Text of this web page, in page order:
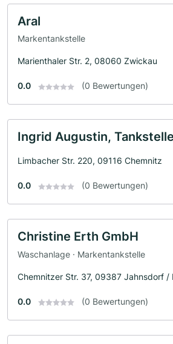
Aral
Markentankstelle
Marienthaler Str. 2, 08060 Zwickau
0.0 (0 Bewertungen)
Ingrid Augustin, Tankstelle
Limbacher Str. 220, 09116 Chemnitz
0.0 (0 Bewertungen)
Christine Erth GmbH
Waschanlage · Markentankstelle
Chemnitzer Str. 37, 09387 Jahnsdorf /
0.0 (0 Bewertungen)